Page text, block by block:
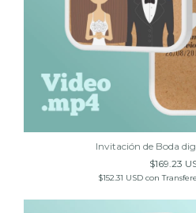
Invitación de Boda
$169.23
$152.31 USD con